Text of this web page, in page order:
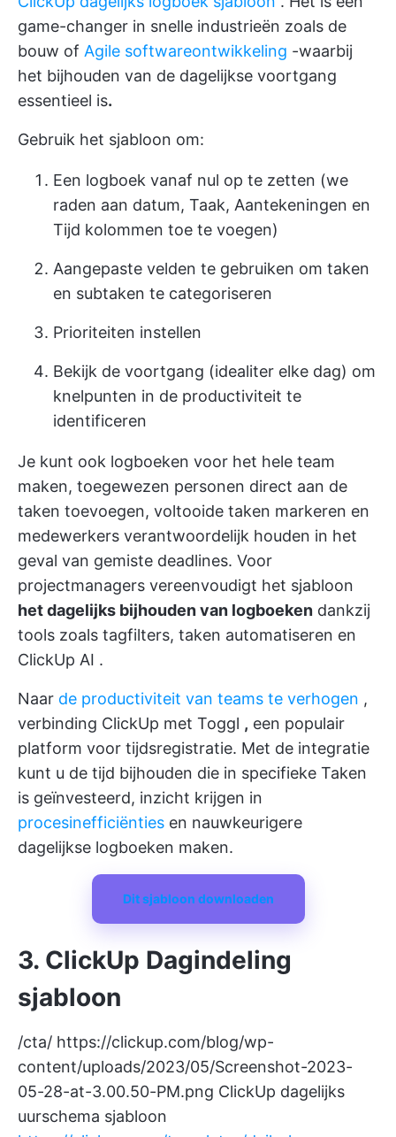
game-changer in snelle industrieën zoals de
bouw of Agile softwareontwikkeling -waarbij
het bijhouden van de dagelijkse voortgang
essentieel is.
Gebruik het sjabloon om:
Een logboek vanaf nul op te zetten (we
raden aan datum, Taak, Aantekeningen en
Tijd kolommen toe te voegen)
Aangepaste velden te gebruiken om taken
en subtaken te categoriseren
Prioriteiten instellen
Bekijk de voortgang (idealiter elke dag) om
knelpunten in de productiviteit te
identificeren
Je kunt ook logboeken voor het hele team
maken, toegewezen personen direct aan de
taken toevoegen, voltooide taken markeren en
medewerkers verantwoordelijk houden in het
geval van gemiste deadlines. Voor
projectmanagers vereenvoudigt het sjabloon
het dagelijks bijhouden van logboeken dankzij
tools zoals tagfilters, taken automatiseren en
ClickUp AI .
Naar de productiviteit van teams te verhogen ,
verbinding ClickUp met Toggl , een populair
platform voor tijdsregistratie. Met de integratie
kunt u de tijd bijhouden die in specifieke Taken
is geïnvesteerd, inzicht krijgen in
procesinefficiënties en nauwkeurigere
dagelijkse logboeken maken.
Dit sjabloon downloaden
3. ClickUp Dagindeling
sjabloon
/cta/ https://clickup.com/blog/wp-
content/uploads/2023/05/Screenshot-2023-
05-28-at-3.00.50-PM.png ClickUp dagelijks
uurschema sjabloon